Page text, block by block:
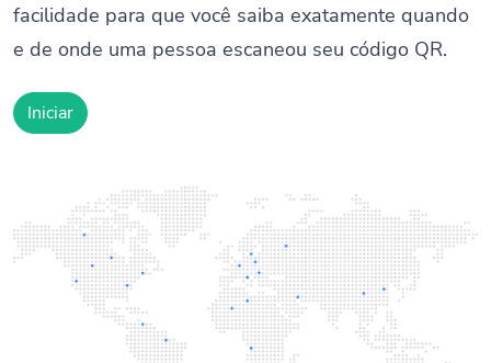
facilidade para que você saiba exatamente quando
e de onde uma pessoa escaneou seu código QR.
Iniciar